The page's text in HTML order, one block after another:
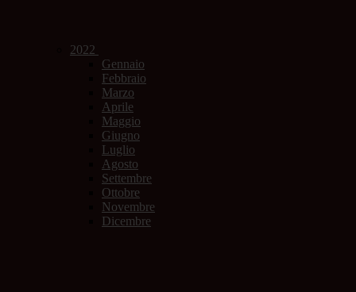
2022
Gennaio
Febbraio
Marzo
Aprile
Maggio
Giugno
Luglio
Agosto
Settembre
Ottobre
Novembre
Dicembre